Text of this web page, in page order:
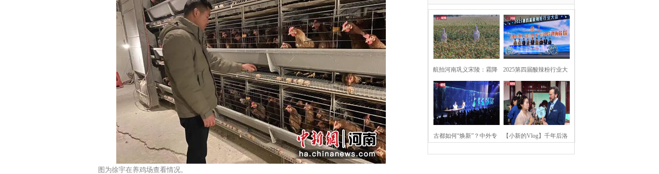
图为徐宇在养鸡场查看情况。
航拍河南巩义宋陵：霜降
时节高粱红
2025第四届酸辣粉行业大
会在河南开封举行
古都如何“焕新”？中外专 【小新的Vlog】千年后洛